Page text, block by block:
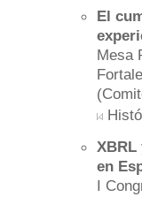
El
Mesa
XBRL
en
I